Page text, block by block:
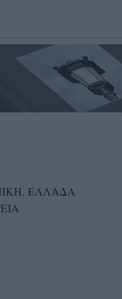
ΕΛΛΑΔΑ